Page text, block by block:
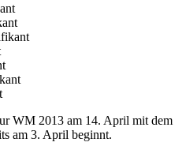
WM 2013 am 14. April mit dem
am 3. April beginnt.